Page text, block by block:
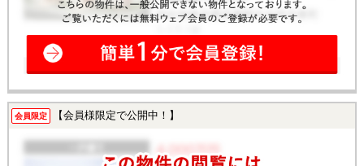
会員限定 【会員様限定で公開中！】